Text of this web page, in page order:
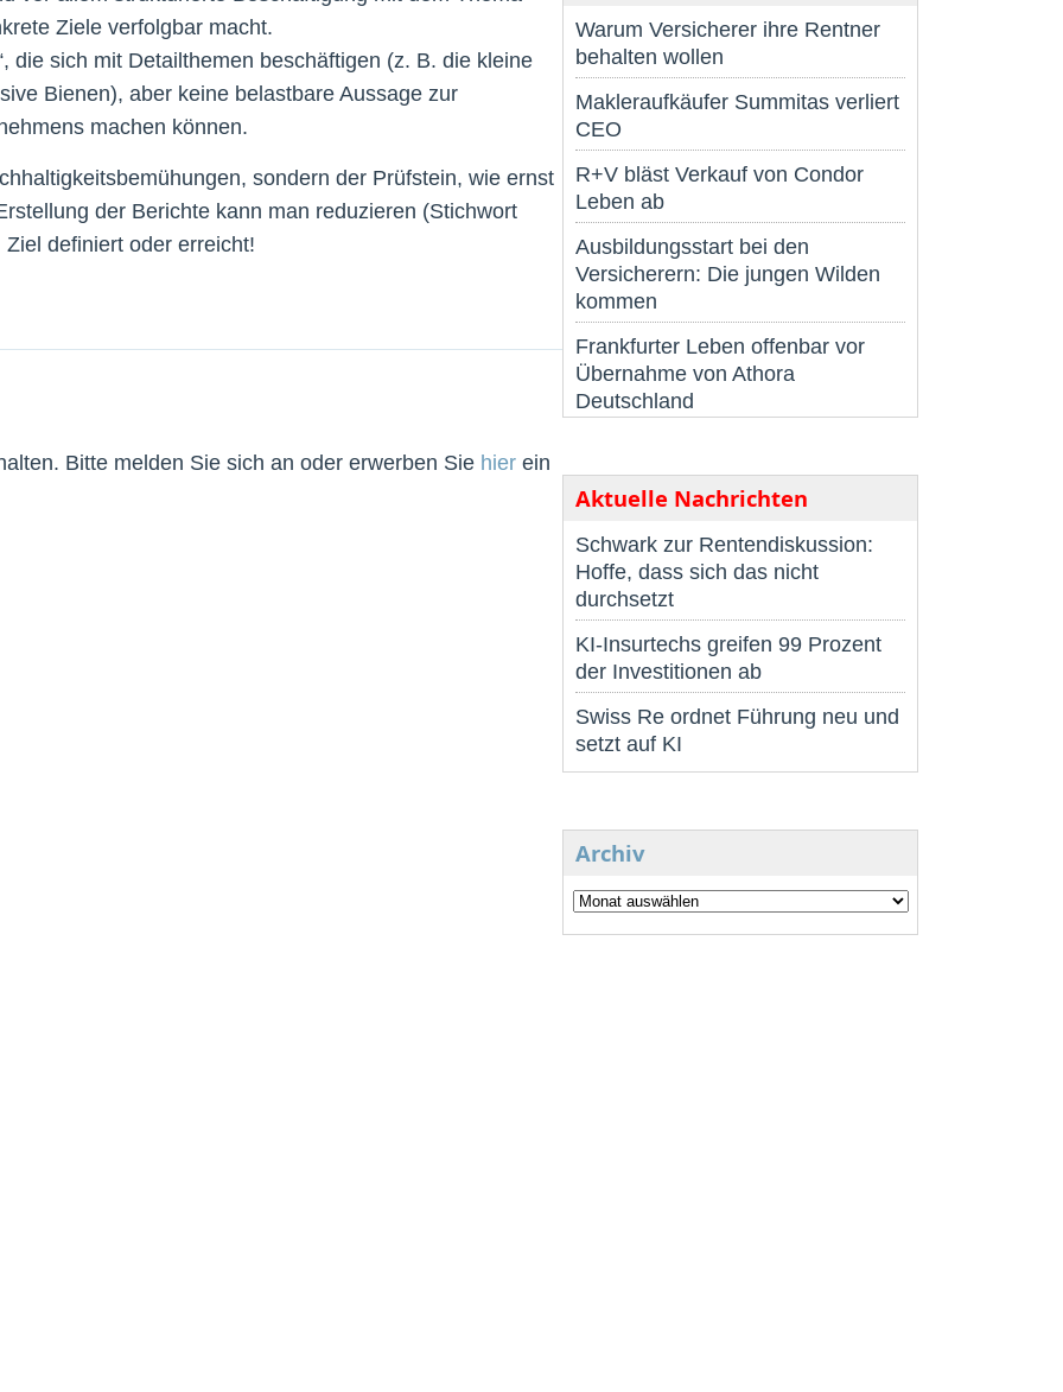
Ziele verfolgbar macht.
die sich mit Detailthemen beschäftigen (z. B. die kleine
Bienen), aber keine belastbare Aussage zur
machen können.
sondern der Prüfstein, wie ernst
der Berichte kann man reduzieren (Stichwort
definiert oder erreicht!
Bitte melden Sie sich an oder erwerben Sie hier ein
Warum Versicherer ihre Rentner
behalten wollen
Makleraufkäufer Summitas verliert
CEO
R+V bläst Verkauf von Condor
Leben ab
Ausbildungsstart bei den
Versicherern: Die jungen Wilden
kommen
Frankfurter Leben offenbar vor
Übernahme von Athora
Deutschland
Aktuelle Nachrichten
Schwark zur Rentendiskussion:
Hoffe, dass sich das nicht
durchsetzt
KI-Insurtechs greifen 99 Prozent
der Investitionen ab
Swiss Re ordnet Führung neu und
setzt auf KI
Archiv